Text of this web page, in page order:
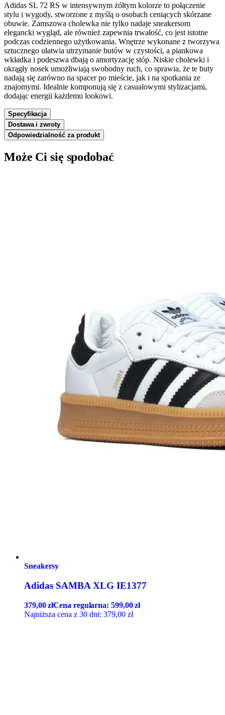
Adidas SL 72 RS w intensywnym żółtym kolorze to połączenie
stylu i wygody, stworzone z myślą o osobach ceniących skórzane
obuwie. Zamszowa cholewka nie tylko nadaje sneakersom
elegancki wygląd, ale również zapewnia trwałość, co jest istotne
podczas codziennego użytkowania. Wnętrze wykonane z tworzywa
sztucznego ułatwia utrzymanie butów w czystości, a piankowa
wkładka i podeszwa dbają o amortyzację stóp. Niskie cholewki i
okrągły nosek umożliwiają swobodny ruch, co sprawia, że te buty
nadają się zarówno na spacer po mieście, jak i na spotkania ze
znajomymi. Idealnie komponują się z casualowymi stylizacjami,
dodając energii każdemu lookowi.
Specyfikacja
Dostawa i zwroty
Odpowiedzialność za produkt
Może Ci się spodobać
Sneakersy
Adidas SAMBA XLG IE1377
379,00złCena regularna:599,00zł
Najniższa cena z 30 dni: 379,00 zł